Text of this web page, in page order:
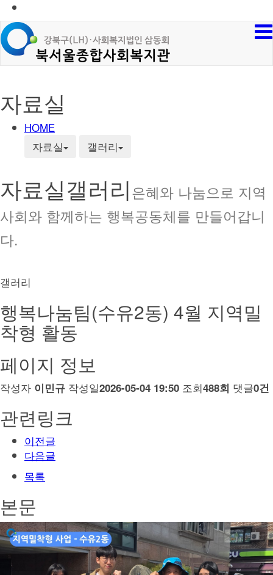
자료실
HOME
자료실
갤러리
자료실갤러리은혜와 나눔으로 지역
사회와 함께하는 행복공동체를 만들어갑니
다.
갤러리
행복나눔팀(수유2동) 4월 지역밀
착형 활동
페이지 정보
작성자 이민규 작성일2026-05-04 19:50 조회488회 댓글0건
관련링크
이전글
다음글
목록
본문